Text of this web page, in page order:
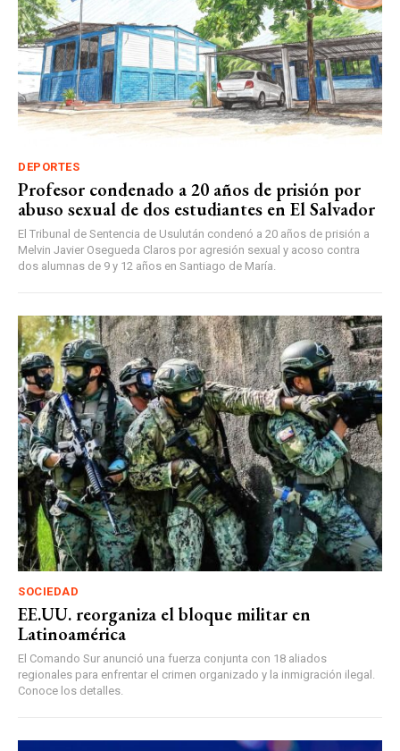
DEPORTES
Profesor condenado a 20 años de prisión por
abuso sexual de dos estudiantes en El Salvador
El Tribunal de Sentencia de Usulután condenó a 20 años de prisión a
Melvin Javier Osegueda Claros por agresión sexual y acoso contra
dos alumnas de 9 y 12 años en Santiago de María.
SOCIEDAD
EE.UU. reorganiza el bloque militar en
Latinoamérica
El Comando Sur anunció una fuerza conjunta con 18 aliados
regionales para enfrentar el crimen organizado y la inmigración ilegal.
Conoce los detalles.